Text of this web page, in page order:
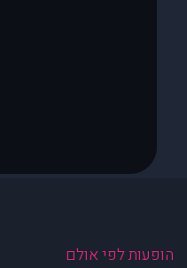
הופעות לפי אולם